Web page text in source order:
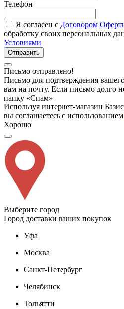
Телефон
Я согласен с Договором
обработку своих персональных
Условиями
Отправить
Письмо отправлено!
Письмо для подтверждения
вам на почту. Если письмо долго
папку «Спам»
Используя интернет-магазин
вы соглашаетесь с использованием
Хорошо
Выберите город
Город доставки ваших покупок
Уфа
Москва
Санкт-Петербург
Челябинск
Тольятти